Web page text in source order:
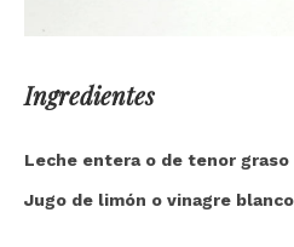
Ingredientes
Leche entera o de tenor graso
Jugo de limón o vinagre blanco